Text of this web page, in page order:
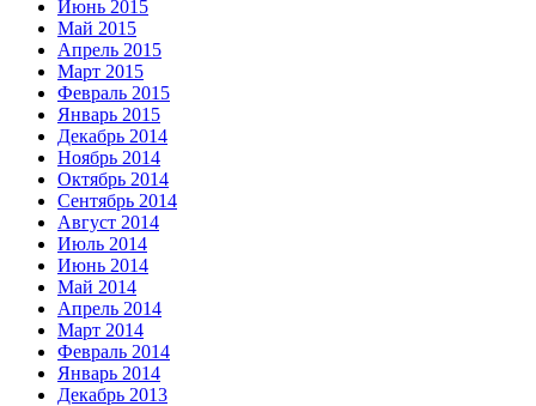
Июнь 2015
Май 2015
Апрель 2015
Март 2015
Февраль 2015
Январь 2015
Декабрь 2014
Ноябрь 2014
Октябрь 2014
Сентябрь 2014
Август 2014
Июль 2014
Июнь 2014
Май 2014
Апрель 2014
Март 2014
Февраль 2014
Январь 2014
Декабрь 2013